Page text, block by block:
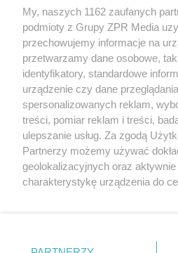
Żaden utwór zamieszczony w serwisie
rozpowszechniany lub dalej
tym także elektroniczny lub
eksploatacji w jakiejkolwiek formie,
Internecie bez pisemnej zgody
wykorzystanie utworów w całości lub w
tzn. bez właściwej zgody, jest
ścigane prawnie.
My, naszych 1162 zaufanych
podmioty z Grupy ZPR Media
przechowujemy informacje na
przetwarzamy dane osobowe,
identyfikatory, standardowe
urządzenie czy dane
spersonalizowanych reklam,
treści, pomiar reklam i treści,
ulepszanie usług. Za zgodą
Partnerzy możemy używać
geolokalizacyjnych oraz
charakterystykę urządzenia do
zmienić/wycofać klikając